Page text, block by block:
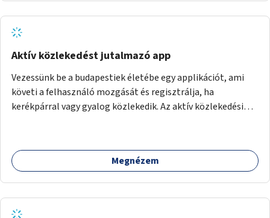
Aktív közlekedést jutalmazó app
Vezessünk be a budapestiek életébe egy applikációt, ami
követi a felhasználó mozgását és regisztrálja, ha
kerékpárral vagy gyalog közlekedik. Az aktív közlekedési
felhasználó.
Megnézem